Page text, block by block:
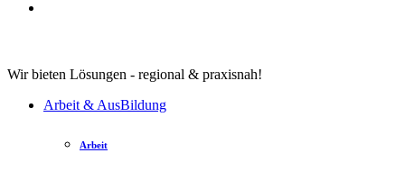
Wir bieten Lösungen - regional & praxisnah!
Arbeit & AusBildung
Arbeit